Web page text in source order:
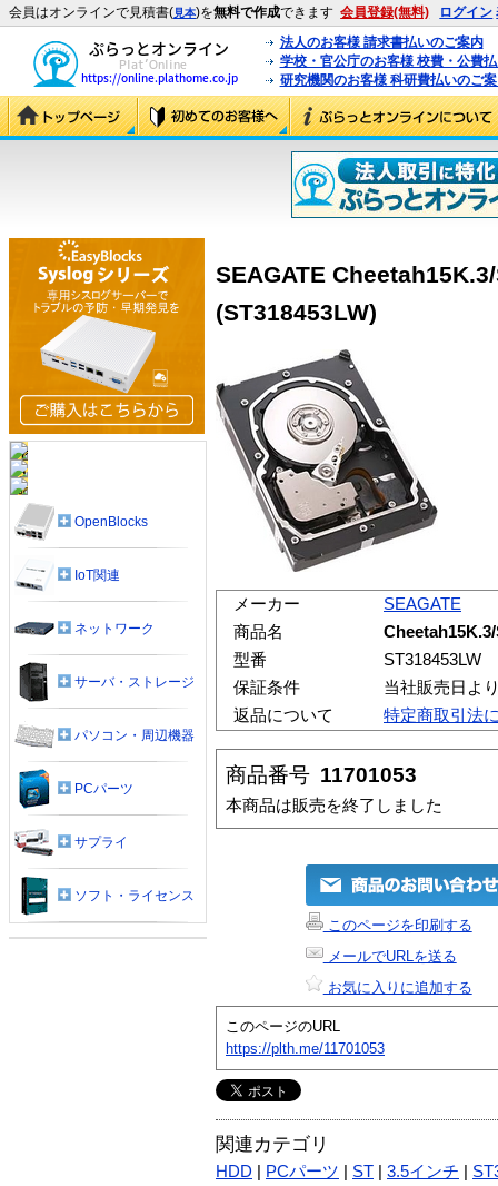
会員はオンラインで見積書(見本)を無料で作成できます 会員登録(無料) ログイン
法人のお客様 請求書払いのご案内
学校・官公庁のお客様 校費・公費
研究機関のお客様 科研費払いのご
SEAGATE
(ST318453LW)
メーカー
SEAGATE
商品名
型番
ST318453LW
保証条件
当社販売日よ
返品について
特定商取引法
商品番号 11701053
本商品は販売を終了しました
このページを印刷する
メールでURLを送る
お気に入りに追加する
このページのURL
https://plth.me/11701053
関連カテゴリ
HDD PCパーツ ST 3.5インチ
OpenBlocks
IoT関連
ネットワーク
サーバ・ストレージ
パソコン・周辺機器
PCパーツ
サプライ
ソフト・ライセンス